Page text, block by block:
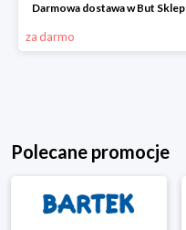
Darmowa dostawa w But Sklep
za darmo
Polecane promocje